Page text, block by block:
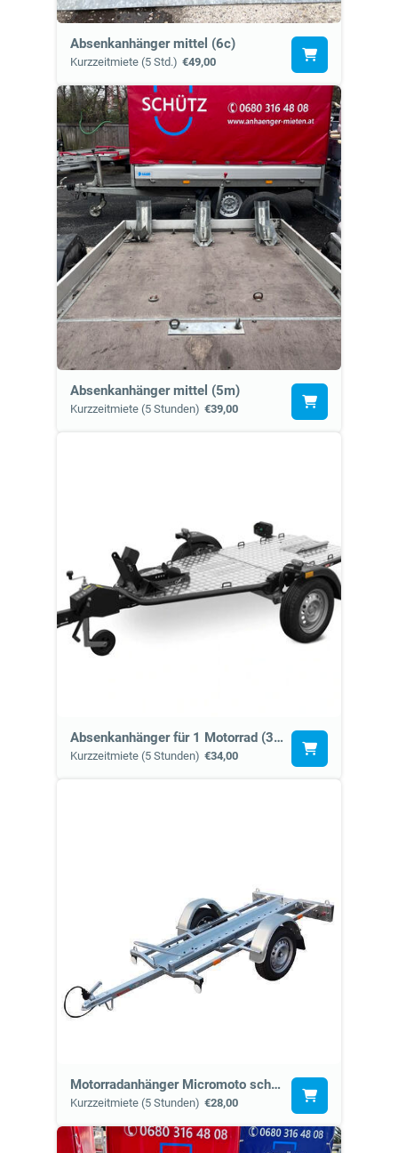
Absenkanhänger mittel (6c)
Kurzzeitmiete (5 Std.) €49,00
Absenkanhänger mittel (5m)
Kurzzeitmiete (5 Stunden) €39,00
Absenkanhänger für 1 Motorrad (3e, 3h)
Kurzzeitmiete (5 Stunden) €34,00
Motorradanhänger Micromoto schmal (0)
Kurzzeitmiete (5 Stunden) €28,00